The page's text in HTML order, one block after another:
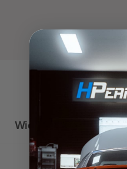
Wichtige Hinweise